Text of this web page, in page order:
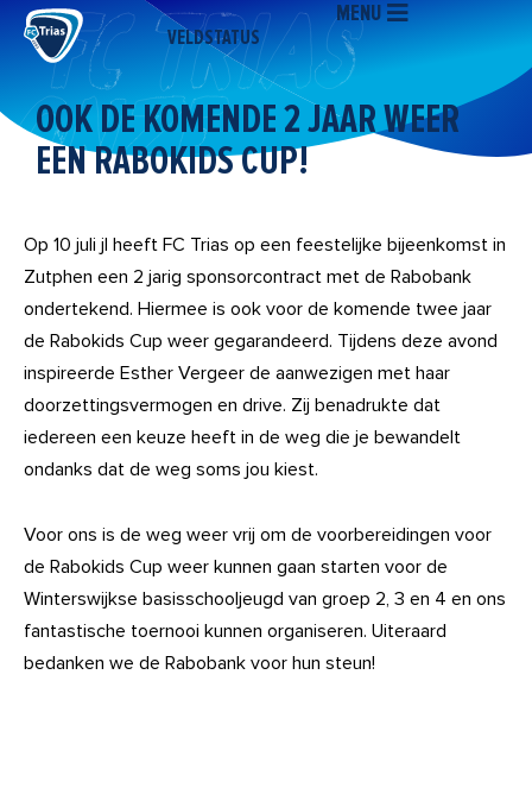
naar
inhoud
VELDSTATUS
MENU
OOK DE KOMENDE 2 JAAR WEER
EEN RABOKIDS CUP!
Op 10 juli jl heeft FC Trias op een feestelijke bijeenkomst in
Zutphen een 2 jarig sponsorcontract met de Rabobank
ondertekend. Hiermee is ook voor de komende twee jaar
de Rabokids Cup weer gegarandeerd. Tijdens deze avond
inspireerde Esther Vergeer de aanwezigen met haar
doorzettingsvermogen en drive. Zij benadrukte dat
iedereen een keuze heeft in de weg die je bewandelt
ondanks dat de weg soms jou kiest.
Voor ons is de weg weer vrij om de voorbereidingen voor
de Rabokids Cup weer kunnen gaan starten voor de
Winterswijkse basisschooljeugd van groep 2, 3 en 4 en ons
fantastische toernooi kunnen organiseren. Uiteraard
bedanken we de Rabobank voor hun steun!